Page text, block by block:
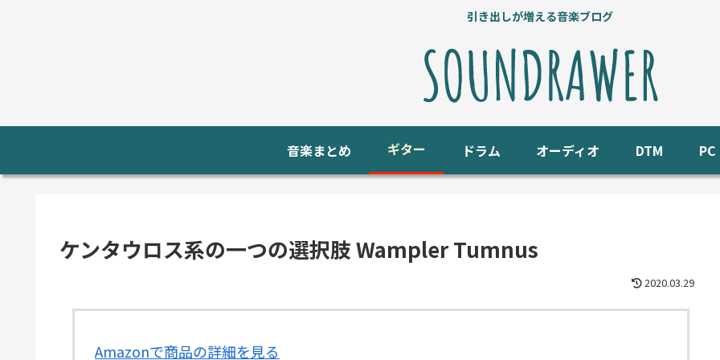
引き出しが増える音楽ブログ
音楽まとめ ギター ドラム オーディオ DTM
ケンタウロス系の一つの選択肢 Wampler Tumnus
2020.03.29
Amazonで商品の詳細を見る